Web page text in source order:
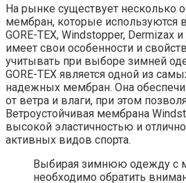
На рынке существует несколько
мембран, которые используются
GORE-TEX, Windstopper, Dermizax
имеет свои особенности и
учитывать при выборе зимней
GORE-TEX является одной из
надежных мембран. Она
от ветра и влаги, при этом
Ветроустойчивая мембрана
высокой эластичностью и
активных видов спорта.
Выбирая зимнюю одежду с
необходимо обратить